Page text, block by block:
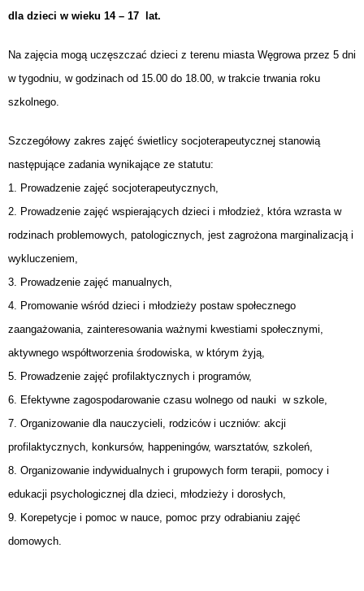
dla dzieci w wieku 14 – 17 lat.
Na zajęcia mogą uczęszczać dzieci z terenu miasta Węgrowa przez 5 dni
w tygodniu, w godzinach od 15.00 do 18.00, w trakcie trwania roku
szkolnego.
Szczegółowy zakres zajęć świetlicy socjoterapeutycznej stanowią
następujące zadania wynikające ze statutu:
1. Prowadzenie zajęć socjoterapeutycznych,
2. Prowadzenie zajęć wspierających dzieci i młodzież, która wzrasta w
rodzinach problemowych, patologicznych, jest zagrożona marginalizacją i
wykluczeniem,
3. Prowadzenie zajęć manualnych,
4. Promowanie wśród dzieci i młodzieży postaw społecznego
zaangażowania, zainteresowania ważnymi kwestiami społecznymi,
aktywnego współtworzenia środowiska, w którym żyją,
5. Prowadzenie zajęć profilaktycznych i programów,
6. Efektywne zagospodarowanie czasu wolnego od nauki w szkole,
7. Organizowanie dla nauczycieli, rodziców i uczniów: akcji
profilaktycznych, konkursów, happeningów, warsztatów, szkoleń,
8. Organizowanie indywidualnych i grupowych form terapii, pomocy i
edukacji psychologicznej dla dzieci, młodzieży i dorosłych,
9. Korepetycje i pomoc w nauce, pomoc przy odrabianiu zajęć
domowych.